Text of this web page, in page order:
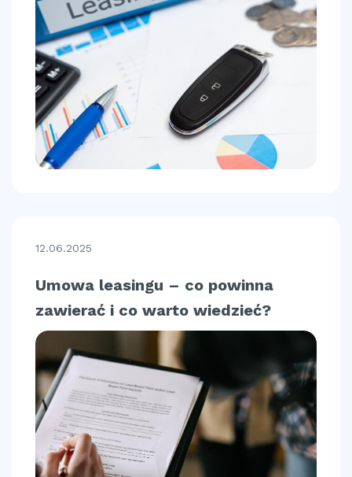
12.06.2025
Umowa leasingu – co powinna
zawierać i co warto wiedzieć?